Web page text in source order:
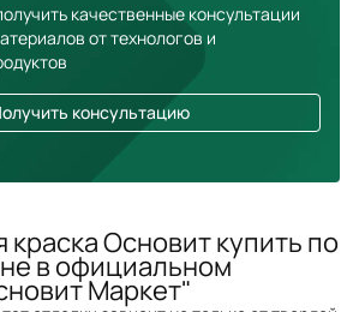
качественные консультации
от технологов и
консультацию
Основит купить по
в официальном
Маркет"